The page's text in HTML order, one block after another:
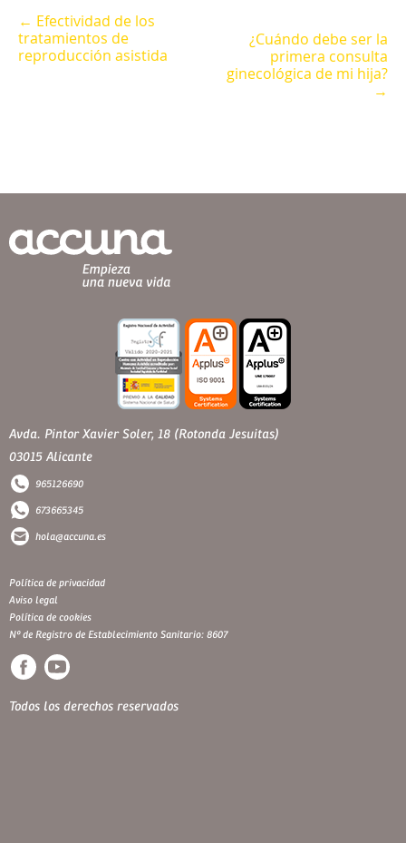
← Efectividad de los
tratamientos de
reproducción asistida
¿Cuándo debe ser la
primera consulta
ginecológica de mi hija?
→
Avda. Pintor Xavier Soler, 18 (Rotonda Jesuitas)
03015 Alicante
965126690
673665345
hola@accuna.es
Política de privacidad
Aviso legal
Política de cookies
Nº de Registro de Establecimiento Sanitario: 8607
Todos los derechos reservados